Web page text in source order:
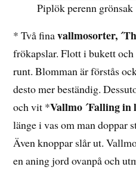
Piplök perenn grönsak
* Två finavallmosorter,
frökapslar. Flott i bukett
runt. Blomman är förstås
desto mer beständig.
och vit *Vallmo ´Falling in
länge i vas om man doppar
Även knoppar slår ut.
en aning jord ovanpå och